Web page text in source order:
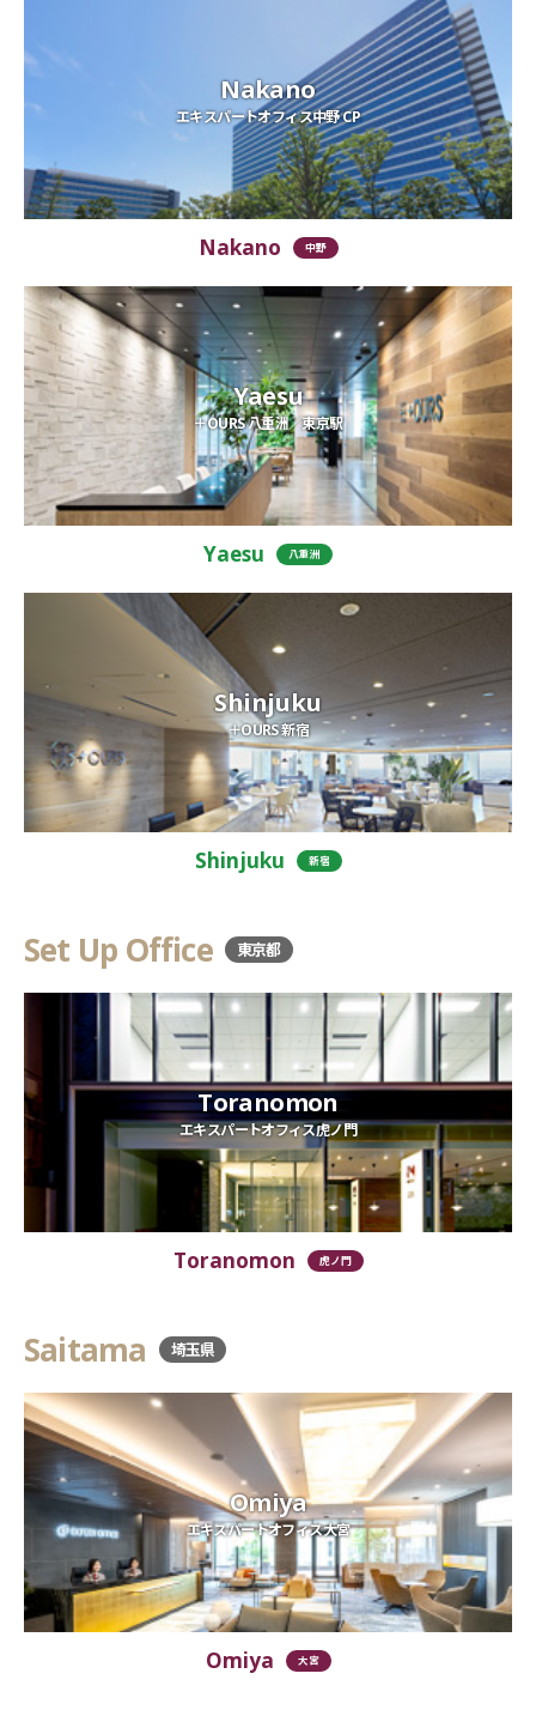
Nakano
エキスパートオフィス中野 CP
Nakano 中野
Yaesu
＋OURS 八重洲／東京駅
Yaesu 八重洲
Shinjuku
＋OURS 新宿
Shinjuku 新宿
Set Up Office 東京都
Toranomon
エキスパートオフィス虎ノ門
Toranomon 虎ノ門
Saitama 埼玉県
Omiya
エキスパートオフィス大宮
Omiya 大宮